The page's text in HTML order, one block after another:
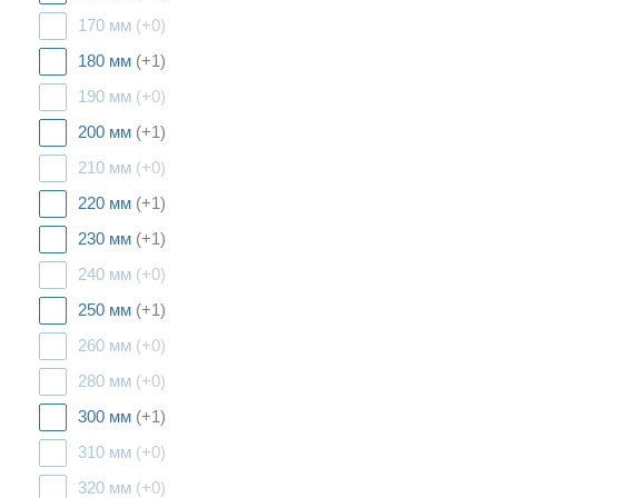
170 мм (+0)
180 мм (+1)
190 мм (+0)
200 мм (+1)
210 мм (+0)
220 мм (+1)
230 мм (+1)
240 мм (+0)
250 мм (+1)
260 мм (+0)
280 мм (+0)
300 мм (+1)
310 мм (+0)
320 мм (+0)